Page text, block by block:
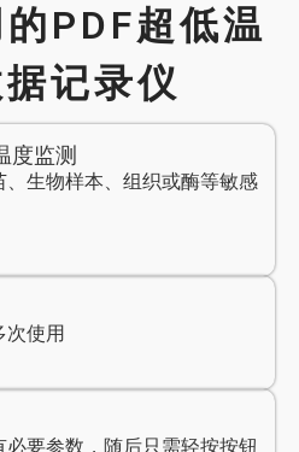
PDF超低温
记录仪
度监测
生物样本、组织或酶等敏感
次使用
要参数，随后只需轻按按钮